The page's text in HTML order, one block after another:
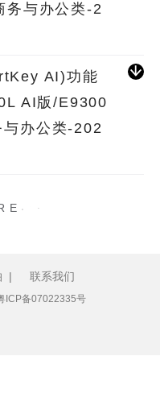
与办公类-2
AI)功能
AI版/E9300
办公类-202
.
| 联系我们
ICP备07022335号